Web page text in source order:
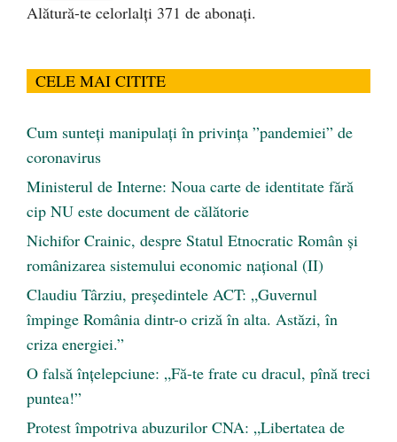
Alătură-te celorlalți 371 de abonați.
CELE MAI CITITE
Cum sunteți manipulați în privința ”pandemiei” de
coronavirus
Ministerul de Interne: Noua carte de identitate fără
cip NU este document de călătorie
Nichifor Crainic, despre Statul Etnocratic Român şi
românizarea sistemului economic naţional (II)
Claudiu Târziu, președintele ACT: „Guvernul
împinge România dintr-o criză în alta. Astăzi, în
criza energiei.”
O falsă înțelepciune: „Fă-te frate cu dracul, pînă treci
puntea!”
Protest împotriva abuzurilor CNA: „Libertatea de